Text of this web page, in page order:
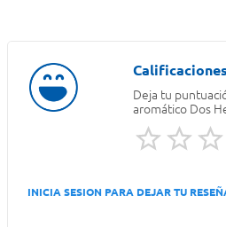
Deja tu
aromático Dos
INICIA SESION PARA DEJAR TU